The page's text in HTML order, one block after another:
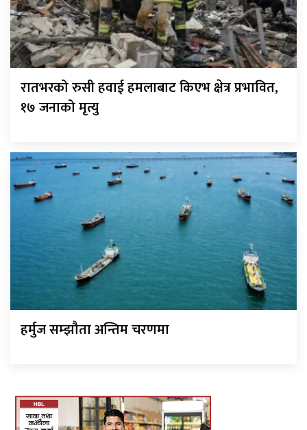
रातभरको रुसी हवाई हमलाबाट किएभ क्षेत्र प्रभावित,
१७ जनाको मृत्यु
हर्मुज सम्झौता अन्तिम चरणमा